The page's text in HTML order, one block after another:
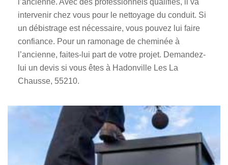
l’ancienne. Avec des professionnels qualifiés, il va
intervenir chez vous pour le nettoyage du conduit. Si
un débistrage est nécessaire, vous pouvez lui faire
confiance. Pour un ramonage de cheminée à
l’ancienne, faites-lui part de votre projet. Demandez-
lui un devis si vous êtes à Hadonville Les La
Chausse, 55210.